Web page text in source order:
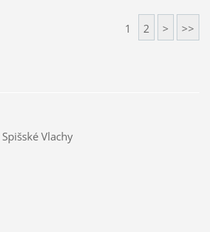
1 2 > >>
Vlachy